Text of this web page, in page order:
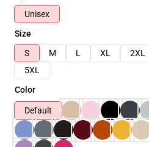
Unisex
Size
S
M L XL 2XL
5XL
Color
Default